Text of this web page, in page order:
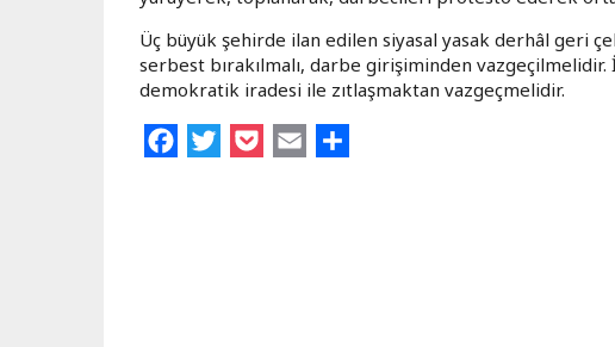
Üç büyük şehirde ilan edilen siyasal yasak derhâl geri
serbest bırakılmalı, darbe girişiminden
demokratik iradesi ile zıtlaşmaktan vazgeçmelidir.
FacebookTwitterPocket Email